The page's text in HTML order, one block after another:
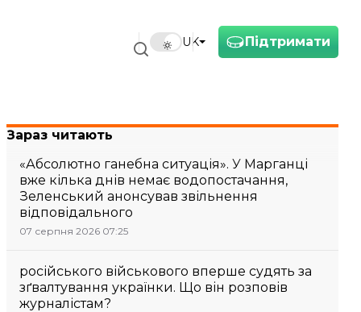
Підтримати
UK
Зараз читають
«Абсолютно ганебна ситуація». У Марганці
вже кілька днів немає водопостачання,
Зеленський анонсував звільнення
відповідального
07 серпня 2026 07:25
російського військового вперше судять за
зґвалтування українки. Що він розповів
журналістам?